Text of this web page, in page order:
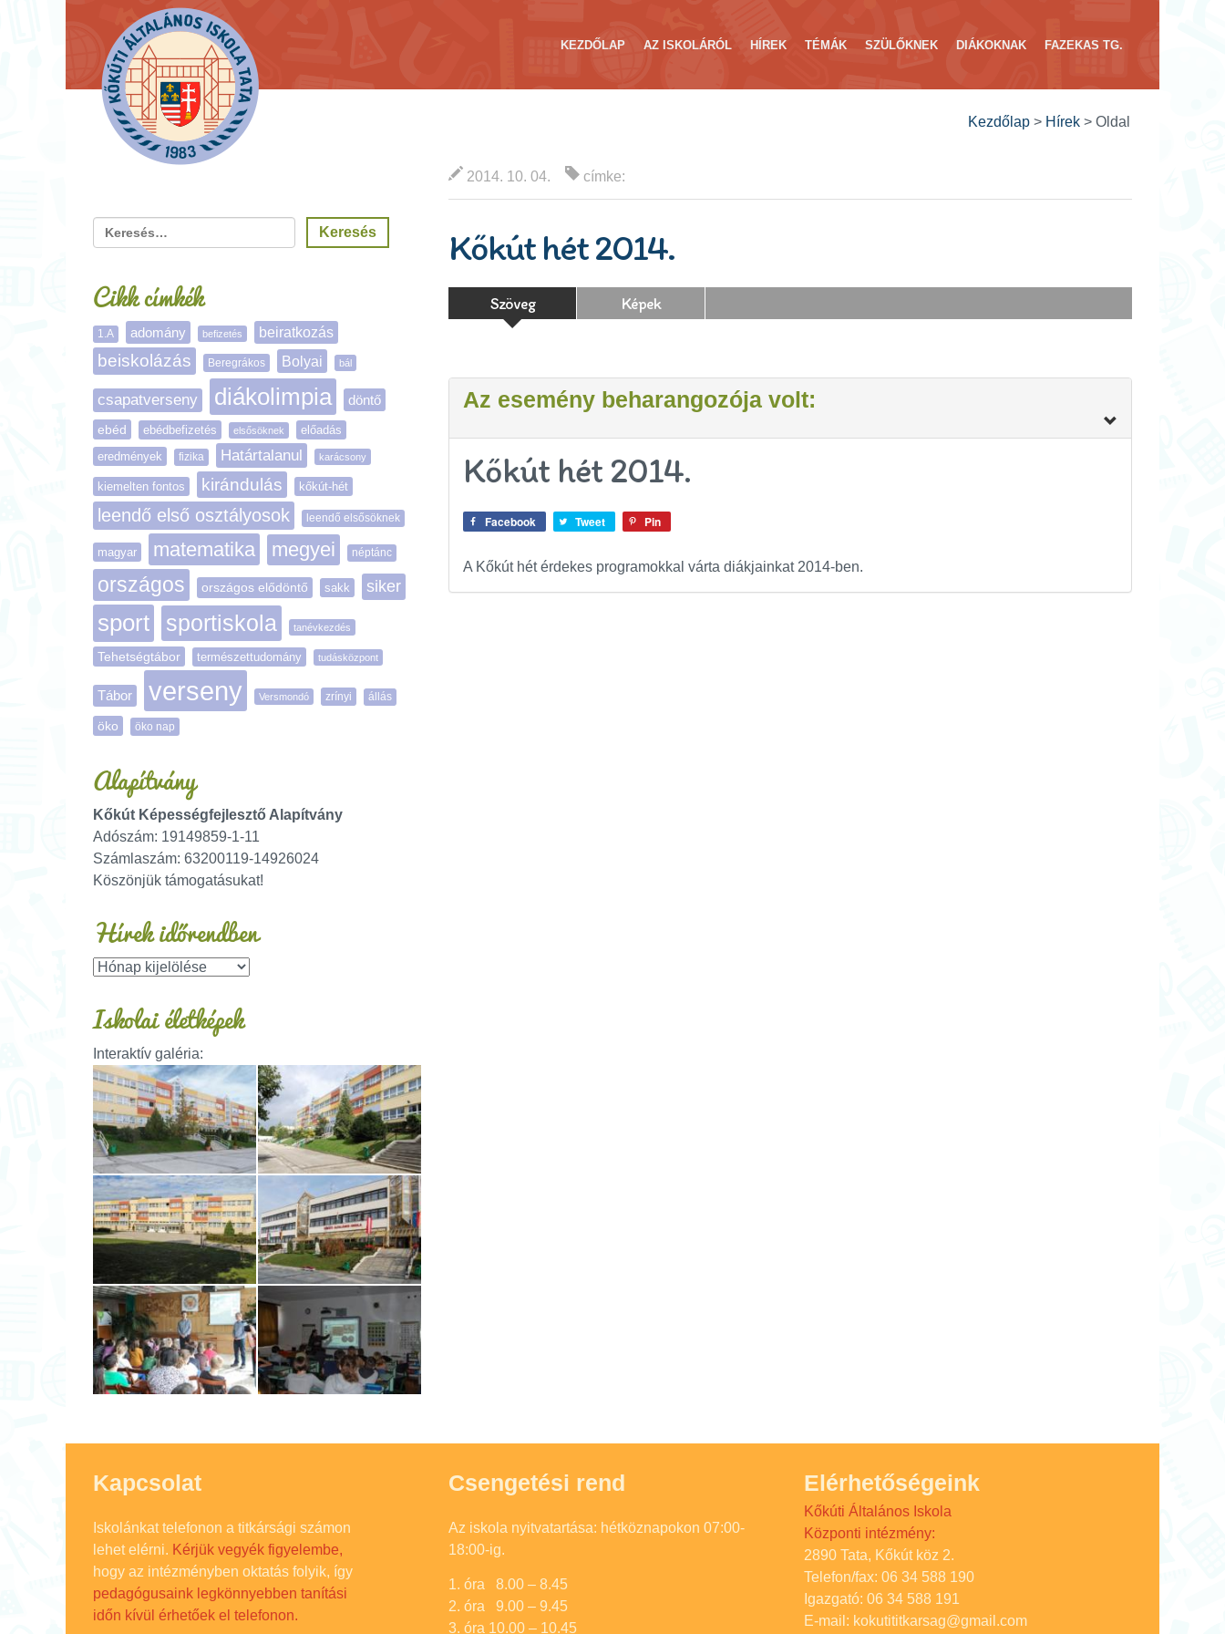
KEZDŐLAP AZ ISKOLÁRÓL HÍREK TÉMÁK SZÜLŐKNEK DIÁKOKNAK FAZEKAS TG.
Kezdőlap > Hírek > Oldal
2014. 10. 04. címke:
Kőkút hét 2014.
Szöveg Képek
Az esemény beharangozója volt:
Kőkút hét 2014.
Facebook Tweet Pin
A Kőkút hét érdekes programokkal várta diákjainkat 2014-ben.
Cikk címkék
1.A adomány befizetés beiratkozás
beiskolázás Beregrákos Bolyai bál
csapatverseny diákolimpia döntő
ebéd ebédbefizetés elsősöknek
előadás
eredmények
fizika Határtalanul karácsony
kiemelten fontos kirándulás kőkút-hét
leendő első osztályosok leendő elsősöknek
magyar matematika megyei néptánc
országos országos elődöntő sakk siker
sport sportiskola tanévkezdés
Tehetségtábor természettudomány tudásközpont
Tábor verseny Versmondó zrínyi állás
öko öko nap
Alapítvány
Kőkút Képességfejlesztő Alapítvány
Adószám: 19149859-1-11
Számlaszám: 63200119-14926024
Köszönjük támogatásukat!
Hírek időrendben
Iskolai életképek
Interaktív galéria:
Kapcsolat
Iskolánkat telefonon a titkársági számon
lehet elérni. Kérjük vegyék figyelembe,
hogy az intézményben oktatás folyik, így
pedagógusaink legkönnyebben tanítási
időn kívül érhetőek el telefonon.
Csengetési rend
Az iskola nyitvatartása: hétköznapokon 07:00-
18:00-ig.
1. óra 8.00 – 8.45
2. óra 9.00 – 9.45
3. óra 10.00 – 10.45
Elérhetőségeink
Kőkúti Általános Iskola
Központi intézmény:
2890 Tata, Kőkút köz 2.
Telefon/fax: 06 34 588 190
Igazgató: 06 34 588 191
E-mail: kokutititkarsag@gmail.com